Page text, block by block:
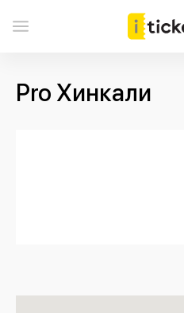
Pro Хинкали